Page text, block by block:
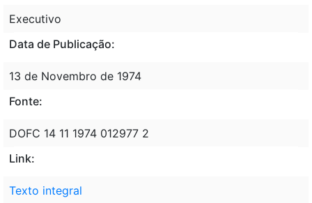
Executivo
Data de Publicação:
13 de Novembro de 1974
Fonte:
DOFC 14 11 1974 012977 2
Link:
Texto integral